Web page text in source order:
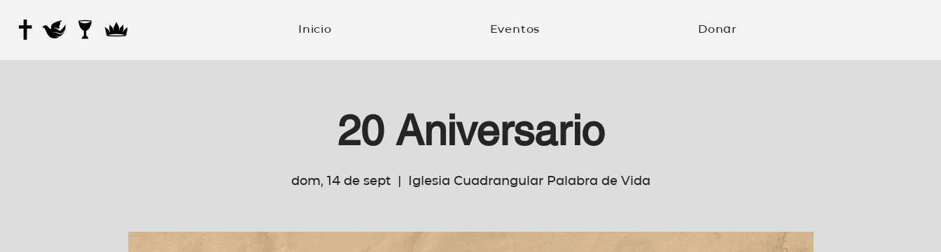
Inicio Eventos Donar
20 Aniversario
dom, 14 de sept
  |
Iglesia Cuadrangular Palabra de Vida